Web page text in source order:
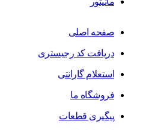
صفحه اصلی
دریافت کد رجیستری
استعلام گارانتی
فروشگاه ما
پیگیری قطعات